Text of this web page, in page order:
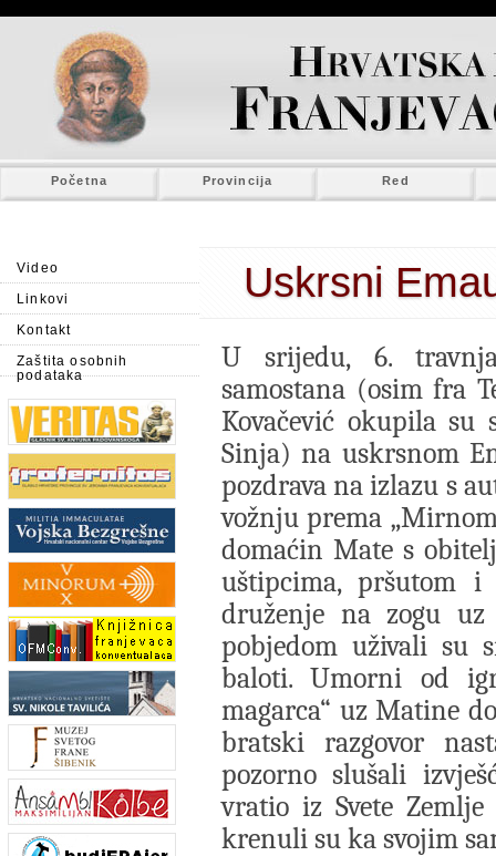
Početna Provincija Red
Video
Linkovi
Kontakt
Zaštita osobnih
podataka
Uskrsni
U srijedu, 6.
samostana (osim fra
Kovačević okupila
Sinja) na uskrsnom
pozdrava na izlazu s
vožnju prema
domaćin Mate s
uštipcima, pršutom
druženje na zogu uz
pobjedom uživali su
baloti. Umorni od
magarca“ uz Matine
bratski razgovor
pozorno slušali
vratio iz Svete
krenuli su ka svojim